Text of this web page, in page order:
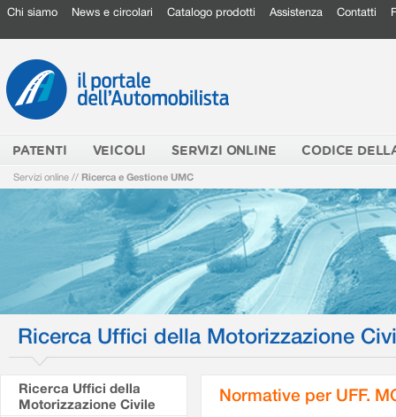
Chi siamo News e circolari Catalogo prodotti Assistenza Contatti
PATENTI VEICOLI SERVIZI ONLINE CODICE
Servizi online // Ricerca e Gestione UMC
Ricerca Uffici della Motorizzazione
Ricerca Uffici della
Motorizzazione Civile
Normative per UFF.